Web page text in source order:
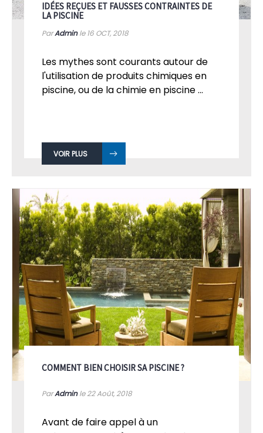
IDÉES REÇUES ET FAUSSES CONTRAINTES DE
LA PISCINE
ParAdminle 16 OCT, 2018
Les mythes sont courants autour de
l'utilisation de produits chimiques en
piscine, ou de la chimie en piscine ...
VOIR PLUS
COMMENT BIEN CHOISIR SA PISCINE ?
ParAdminle 22Août, 2018
Avant de faire appel à un